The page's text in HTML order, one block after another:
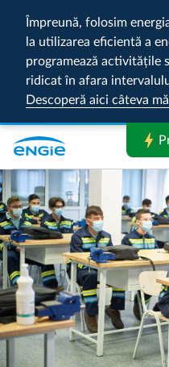
Împreună, folosim
la utilizarea eficientă a
programează activitățile
ridicat în afara
Descoperă aici câteva
bolt